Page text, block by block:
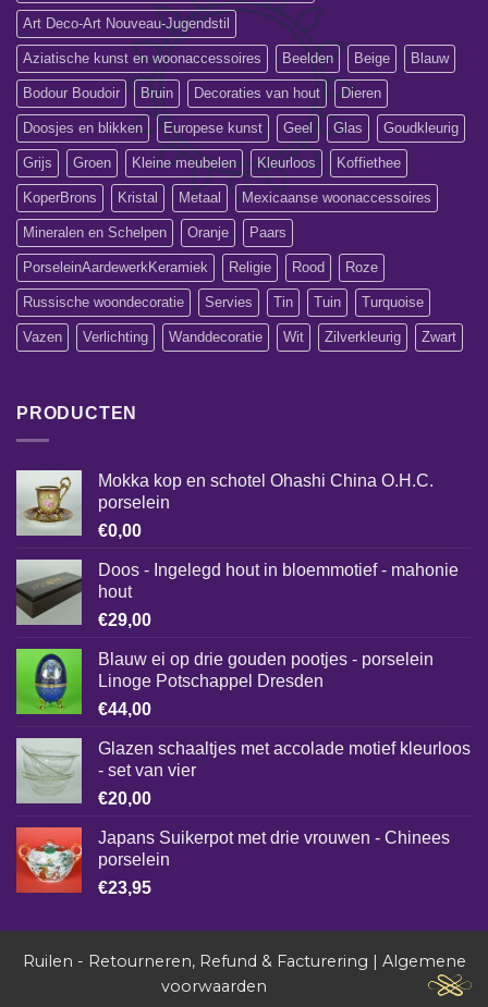
Art Deco-Art Nouveau-Jugendstil
Aziatische kunst en woonaccessoires Beelden Beige Blauw
Bodour Boudoir Bruin Decoraties van hout Dieren
Doosjes en blikken Europese kunst Geel Glas Goudkleurig
Grijs Groen Kleine meubelen Kleurloos Koffiethee
KoperBrons Kristal Metaal Mexicaanse woonaccessoires
Mineralen en Schelpen Oranje Paars
PorseleinAardewerkKeramiek Religie Rood Roze
Russische woondecoratie Servies Tin Tuin Turquoise
Vazen Verlichting Wanddecoratie Wit Zilverkleurig Zwart
PRODUCTEN
Mokka kop en schotel Ohashi China O.H.C.
porselein
€0,00
Doos - Ingelegd hout in bloemmotief - mahonie
hout
€29,00
Blauw ei op drie gouden pootjes - porselein
Linoge Potschappel Dresden
€44,00
Glazen schaaltjes met accolade motief kleurloos
- set van vier
€20,00
Japans Suikerpot met drie vrouwen - Chinees
porselein
€23,95
Ruilen - Retourneren, Refund & Facturering
Algemene
voorwaarden